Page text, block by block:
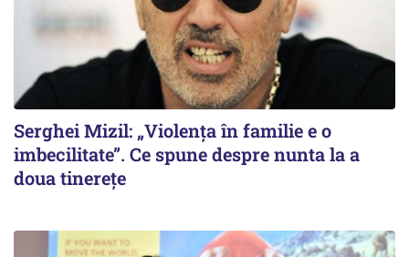
Serghei Mizil: „Violența în familie e o
imbecilitate”. Ce spune despre nunta la a
doua tinerețe